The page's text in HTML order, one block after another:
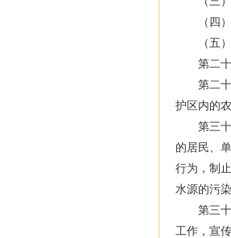
（四）
（五）
第二十
第二十
护区内的
第三十
的居民、
行为，制
水源的污染
第三十
工作，宣